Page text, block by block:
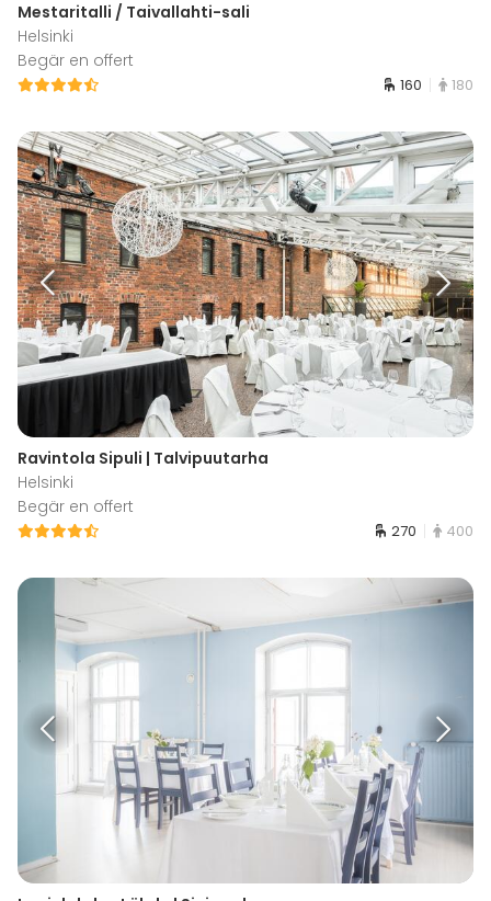
Mestaritalli / Taivallahti-sali
Helsinki
Begär en offert
160 180
Ravintola Sipuli | Talvipuutarha
Helsinki
Begär en offert
270 400